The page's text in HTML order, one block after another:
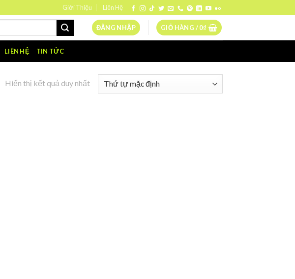
Giới Thiệu Liên Hệ
ĐĂNG NHẬP GIỎ HÀNG /0₫
LIÊN HỆ TIN TỨC
Hiển thị kết quả duy nhất